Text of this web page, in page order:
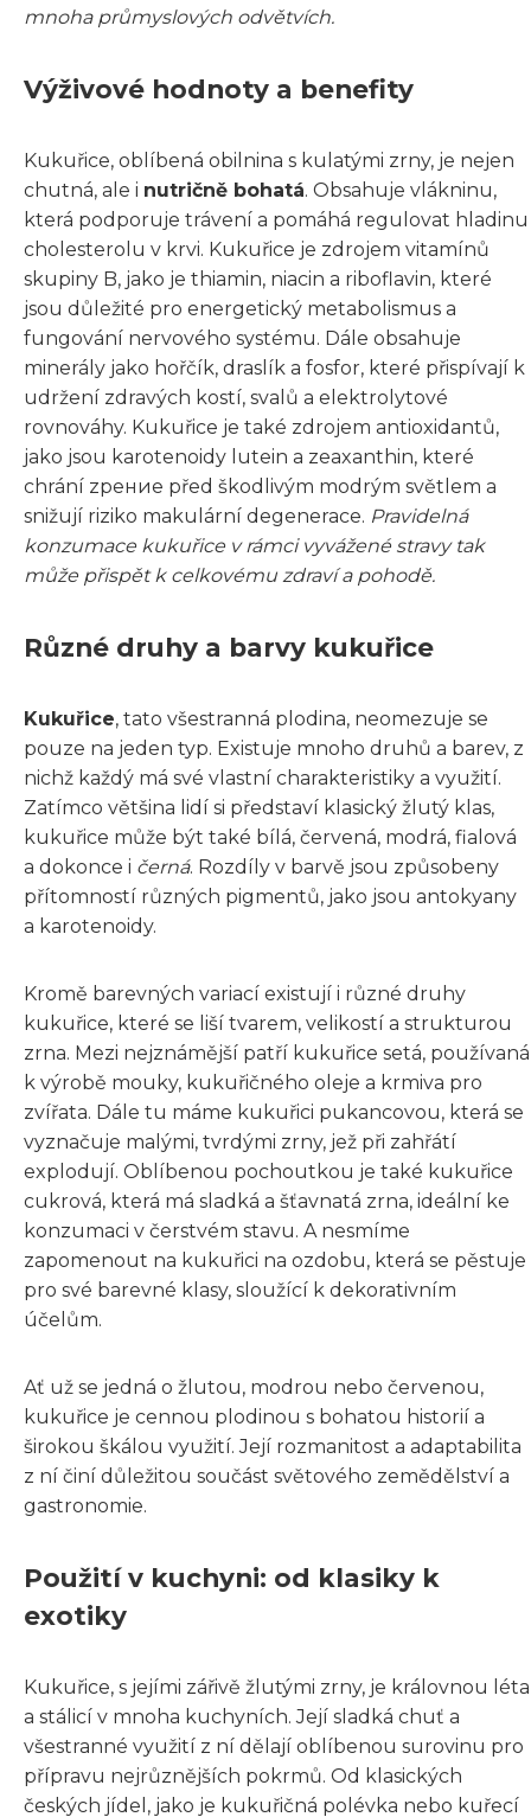
mnoha průmyslových odvětvích.
Výživové hodnoty a benefity
Kukuřice, oblíbená obilnina s kulatými zrny, je nejen
chutná, ale i nutričně bohatá. Obsahuje vlákninu,
která podporuje trávení a pomáhá regulovat hladinu
cholesterolu v krvi. Kukuřice je zdrojem vitamínů
skupiny B, jako je thiamin, niacin a riboflavin, které
jsou důležité pro energetický metabolismus a
fungování nervového systému. Dále obsahuje
minerály jako hořčík, draslík a fosfor, které přispívají k
udržení zdravých kostí, svalů a elektrolytové
rovnováhy. Kukuřice je také zdrojem antioxidantů,
jako jsou karotenoidy lutein a zeaxanthin, které
chrání zрение před škodlivým modrým světlem a
snižují riziko makulární degenerace. Pravidelná
konzumace kukuřice v rámci vyvážené stravy tak
může přispět k celkovému zdraví a pohodě.
Různé druhy a barvy kukuřice
Kukuřice, tato všestranná plodina, neomezuje se
pouze na jeden typ. Existuje mnoho druhů a barev, z
nichž každý má své vlastní charakteristiky a využití.
Zatímco většina lidí si představí klasický žlutý klas,
kukuřice může být také bílá, červená, modrá, fialová
a dokonce i černá. Rozdíly v barvě jsou způsobeny
přítomností různých pigmentů, jako jsou antokyany
a karotenoidy.
Kromě barevných variací existují i různé druhy
kukuřice, které se liší tvarem, velikostí a strukturou
zrna. Mezi nejznámější patří kukuřice setá, používaná
k výrobě mouky, kukuřičného oleje a krmiva pro
zvířata. Dále tu máme kukuřici pukancovou, která se
vyznačuje malými, tvrdými zrny, jež při zahřátí
explodují. Oblíbenou pochoutkou je také kukuřice
cukrová, která má sladká a šťavnatá zrna, ideální ke
konzumaci v čerstvém stavu. A nesmíme
zapomenout na kukuřici na ozdobu, která se pěstuje
pro své barevné klasy, sloužící k dekorativním
účelům.
Ať už se jedná o žlutou, modrou nebo červenou,
kukuřice je cennou plodinou s bohatou historií a
širokou škálou využití. Její rozmanitost a adaptabilita
z ní činí důležitou součást světového zemědělství a
gastronomie.
Použití v kuchyni: od klasiky k
exotiky
Kukuřice, s jejími zářivě žlutými zrny, je královnou léta
a stálicí v mnoha kuchyních. Její sladká chuť a
všestranné využití z ní dělají oblíbenou surovinu pro
přípravu nejrůznějších pokrmů. Od klasických
českých jídel, jako je kukuřičná polévka nebo kuřecí